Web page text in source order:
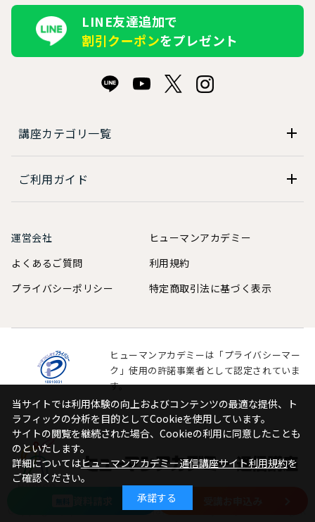
当サイトでは利用体験の向上およびコンテンツの最適な提供、ト
ラフィックの分析を目的としてCookieを使用しています。
サイトの閲覧を継続された場合、Cookieの利用に同意したことも
のといたします。
詳細についてはヒューマンアカデミー通信講座サイト利用規約を
ご確認ください。
承諾する
LINE友達追加で
割引クーポンをプレゼント
講座カテゴリ一覧
ご利用ガイド
運営会社
ヒューマンアカデミー
よくあるご質問
利用規約
プライバシーポリシー
特定商取引法に基づく表示
ヒューマンアカデミーは「プライバシーマー
ク」使用の許諾事業者として認定されていま
す。
2026Human Academy Co.,Ltd.ALL Right
当サイトでは利用体験の向上およびコンテンツの最適な提供、ト
ラフィックの分析を目的としてCookieを使用しています。
サイトの閲覧を継続された場合、Cookieの利用に同意したことも
のといたします。
詳細についてはヒューマンアカデミー通信講座サイト利用規約を
ご確認ください。
承諾する